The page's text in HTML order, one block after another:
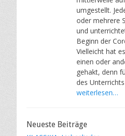
umgestellt.
oder mehrere
und
Beginn der
Vielleicht hat
einen oder
gehakt, denn
des
weiterlesen…
Neueste Beiträge